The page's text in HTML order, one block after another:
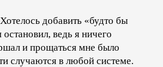
добавить «будто бы
ведь я ничего
и прощаться мне было
случаются в любой системе.